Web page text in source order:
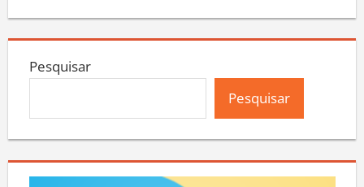
Pesquisar
Pesquisar